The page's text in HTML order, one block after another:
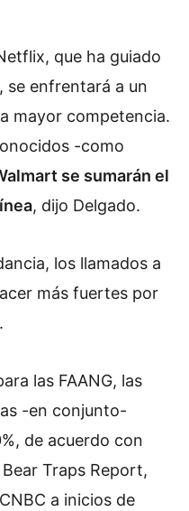
que ha guiado
se enfrentará a un
mayor competencia.
-como
se sumarán el
, dijo Delgado.
los llamados a
más fuertes por
las FAANG, las
-en conjunto-
de acuerdo con
Traps Report,
a inicios de